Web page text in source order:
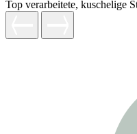
Top verarbeitete, kuschelige